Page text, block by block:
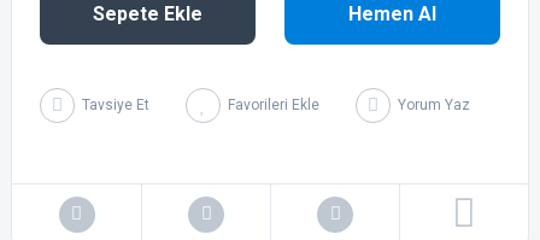
Sepete Ekle Hemen Al
Tavsiye Et Yorum Yaz